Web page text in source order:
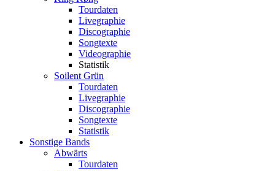
Tourdaten
Livegraphie
Discographie
Songtexte
Videographie
Statistik
Soilent Grün
Tourdaten
Livegraphie
Discographie
Songtexte
Statistik
Sonstige Bands
Abwärts
Tourdaten